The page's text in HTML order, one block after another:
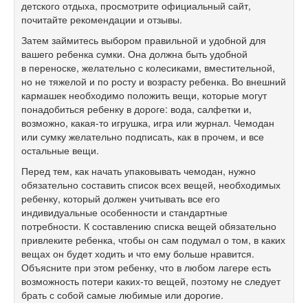
детского отдыха, просмотрите официальный сайт,
почитайте рекомендации и отзывы.
Затем займитесь выбором правильной и удобной для
вашего ребенка сумки. Она должна быть удобной
в переноске, желательно с колесиками, вместительной,
но не тяжелой и по росту и возрасту ребенка. Во внешний
кармашек необходимо положить вещи, которые могут
понадобиться ребенку в дороге: вода, салфетки и,
возможно, какая-то игрушка, игра или журнал. Чемодан
или сумку желательно подписать, как в прочем, и все
остальные вещи.
Перед тем, как начать упаковывать чемодан, нужно
обязательно составить список всех вещей, необходимых
ребенку, который должен учитывать все его
индивидуальные особенности и стандартные
потребности. К составлению списка вещей обязательно
привлеките ребенка, чтобы он сам подумал о том, в каких
вещах он будет ходить и что ему больше нравится.
Объясните при этом ребенку, что в любом лагере есть
возможность потери каких-то вещей, поэтому не следует
брать с собой самые любимые или дорогие.